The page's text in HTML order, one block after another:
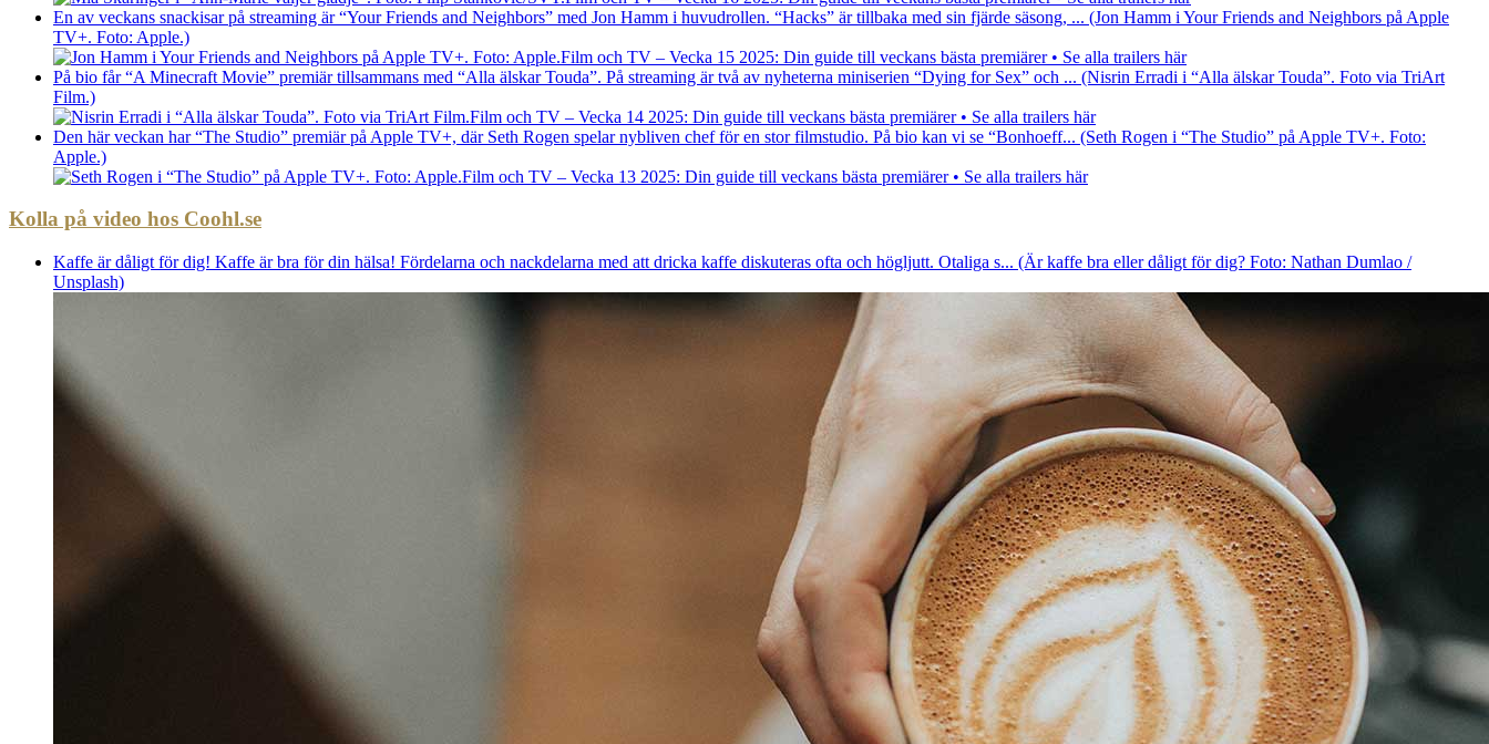
En av veckans snackisar på streaming är “Your Friends and Neighbors” med Jon Hamm i huvudrollen. “Hacks” är tillbaka med sin fjärde säsong, ... (Jon Hamm i Your Friends and Neighbors på Apple
TV+. Foto: Apple.)
Film och TV – Vecka 15 2025: Din guide till veckans bästa premiärer • Se alla trailers här
På bio får “A Minecraft Movie” premiär tillsammans med “Alla älskar Touda”. På streaming är två av nyheterna miniserien “Dying for Sex” och ... (Nisrin Erradi i “Alla älskar Touda”. Foto via TriArt
Film.)
Film och TV – Vecka 14 2025: Din guide till veckans bästa premiärer • Se alla trailers här
Den här veckan har “The Studio” premiär på Apple TV+, där Seth Rogen spelar nybliven chef för en stor filmstudio. På bio kan vi se “Bonhoeff... (Seth Rogen i “The Studio” på Apple TV+. Foto:
Apple.)
Film och TV – Vecka 13 2025: Din guide till veckans bästa premiärer • Se alla trailers här
Kolla på video hos Coohl.se
Kaffe är dåligt för dig! Kaffe är bra för din hälsa! Fördelarna och nackdelarna med att dricka kaffe diskuteras ofta och högljutt. Otaliga s... (Är kaffe bra eller dåligt för dig? Foto: Nathan Dumlao /
Unsplash)